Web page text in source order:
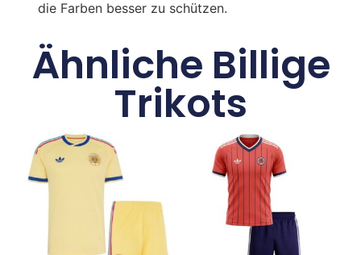
die Farben besser zu schützen.
Ähnliche Billige
Trikots